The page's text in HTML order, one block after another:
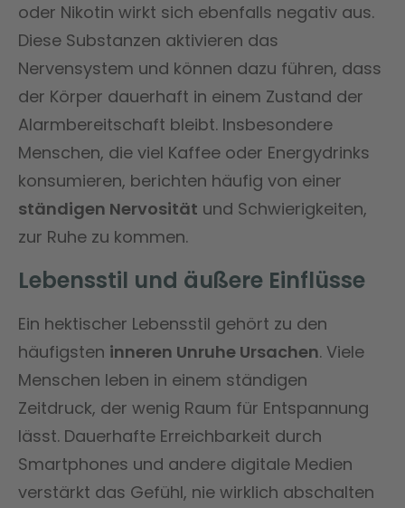
oder Nikotin wirkt sich ebenfalls negativ aus.
Diese Substanzen aktivieren das
Nervensystem und können dazu führen, dass
der Körper dauerhaft in einem Zustand der
Alarmbereitschaft bleibt. Insbesondere
Menschen, die viel Kaffee oder Energydrinks
konsumieren, berichten häufig von einer
ständigen Nervosität und Schwierigkeiten,
zur Ruhe zu kommen.
Lebensstil und äußere Einflüsse
Ein hektischer Lebensstil gehört zu den
häufigsten inneren Unruhe Ursachen. Viele
Menschen leben in einem ständigen
Zeitdruck, der wenig Raum für Entspannung
lässt. Dauerhafte Erreichbarkeit durch
Smartphones und andere digitale Medien
verstärkt das Gefühl, nie wirklich abschalten